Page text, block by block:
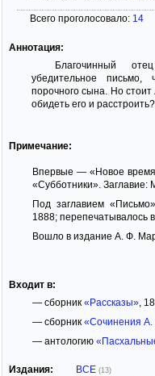
Всего проголосовало: 14
Аннотация:
Благочинный
убедительное письмо,
порочного сына. Но
обидеть его и расстроить?
Примечание:
Впервые — «Новое
«Субботники». Заглавие:
Под заглавием
1888; перепечатывалось
Вошло в издание А. Ф.
Входит в:
— сборник «Рассказы»,
— сборник «Сочинения А.
— антологию
Издания: ВСЕ (13)